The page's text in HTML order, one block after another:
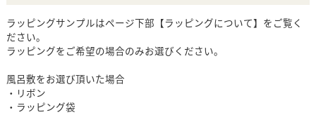
ラッピングサンプルはページ下部【ラッピングについて】をご覧く
ださい。
ラッピングをご希望の場合のみお選びください。
風呂敷をお選び頂いた場合
・リボン
・ラッピング袋